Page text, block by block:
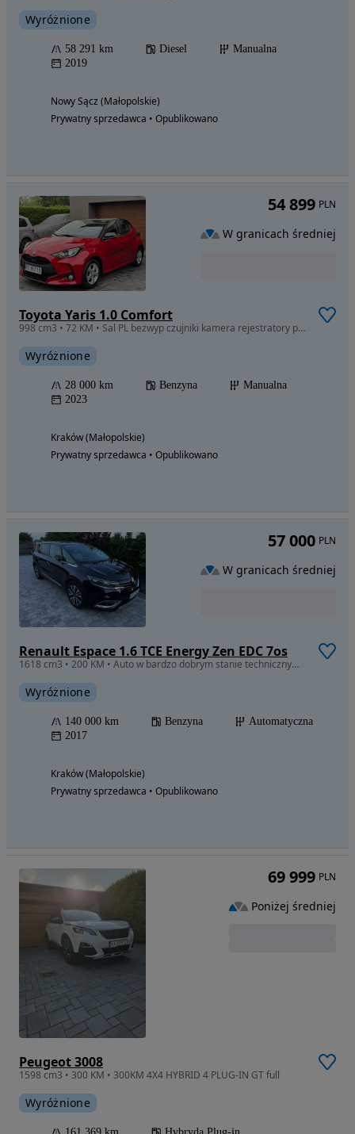
Wyróżnione
58 291 km Diesel
Manualna
2019
Nowy Sącz (Małopolskie)
Prywatny sprzedawca • Opublikowano
Toyota Yaris 1.0 Comfort
998 cm3 • 72 KM • Sal PL bezwyp czujniki kamera rejestratory przód tył FV-m
Wyróżnione
28 000 km Benzyna
Manualna
2023
Kraków (Małopolskie)
Prywatny sprzedawca • Opublikowano
54 899 PLN
W granicach średniej
Renault Espace 1.6 TCE Energy Zen EDC 7os
1618 cm3 • 200 KM • Auto w bardzo dobrym stanie technicznym. Zawieszenie zrobione w maju.
Wyróżnione
140 000 km Benzyna
Automatyczna
2017
Kraków (Małopolskie)
Prywatny sprzedawca • Opublikowano
57 000 PLN
W granicach średniej
Peugeot 3008
1598 cm3 • 300 KM • 300KM 4X4 HYBRID 4 PLUG-IN GT full
Wyróżnione
69 999 PLN
Poniżej średniej